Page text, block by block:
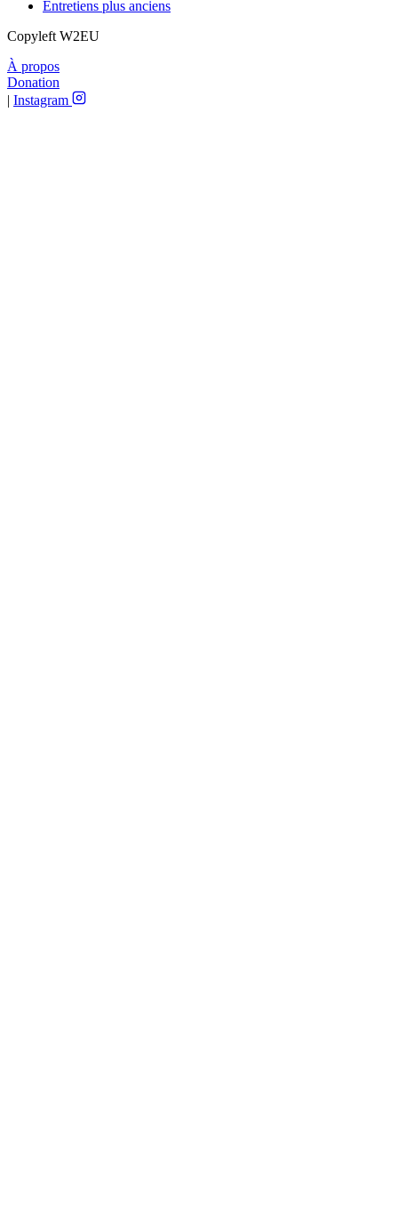
Entretiens plus anciens
Copyleft W2EU
À propos
Donation
| Instagram